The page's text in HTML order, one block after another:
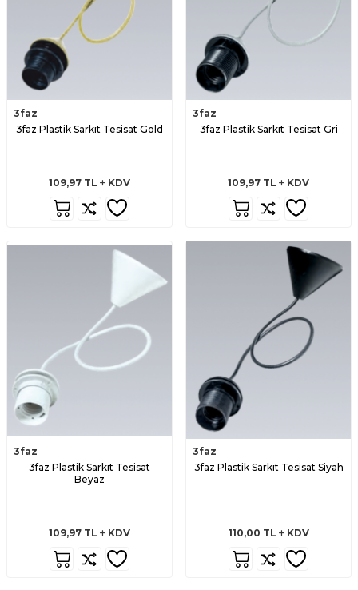
3faz
3faz Plastik Sarkıt Tesisat Gold
109,97 TL KDV
3faz
3faz Plastik Sarkıt Tesisat Gri
109,97 TL KDV
3faz
3faz Plastik Sarkıt Tesisat
Beyaz
109,97 TL KDV
3faz
3faz Plastik Sarkıt Tesisat Siyah
110,00 TL KDV